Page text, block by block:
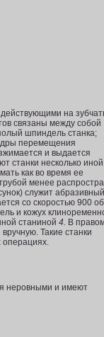
дей­ствующими на
связаны между собой
шпиндель станка;
переме­щения
и выдается
станки несколько иной
как во время ее
менее
служит абразивный
со скоростью 900
и кожух
станиной 4. В
Такие станки
операциях.
неров­ными и имеют